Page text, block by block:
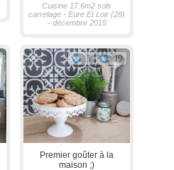
Cuisine 17.6m2 sols
carrelage - Eure Et Loir (28)
- décembre 2015
3 19
Premier goûter à la
maison ;)